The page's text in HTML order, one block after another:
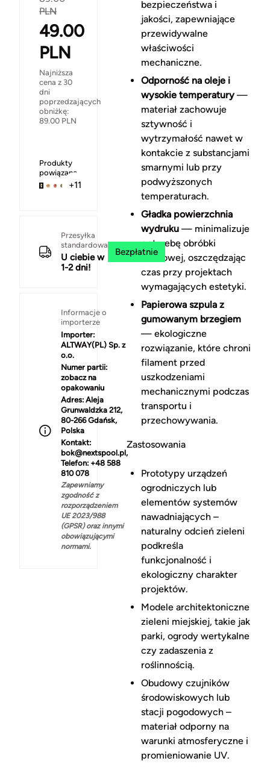
PLN
49.00
PLN
Najniższa
cena z 30
dni
poprzedzających
obniżkę:
89.00 PLN
Produkty
powiązane
+11
Przesyłka
standardowa
U ciebie w
1-2 dni!
Bezpłatnie
Informacje o
importerze
Importer:
ALTWAY(PL) Sp. z
o.o.
Numer partii:
zobacz na
opakowaniu
Adres: Aleja
Grunwaldzka 212,
80-266 Gdańsk,
Polska
Kontakt:
bok@nextspool.pl,
Telefon: +48 588
810 078
Zapewniamy
zgodność z
rozporządzeniem
UE 2023/988
(GPSR) oraz innymi
obowiązującymi
normami.
bezpieczeństwa i
jakości, zapewniające
przewidywalne
właściwości
mechaniczne.
Odporność na oleje i
wysokie temperatury—
materiał zachowuje
sztywność i
wytrzymałość nawet w
kontakcie z substancjami
smarnymi lub przy
podwyższonych
temperaturach.
Gładka powierzchnia
wydruku— minimalizuje
potrzebę obróbki
końcowej, oszczędzając
czas przy projektach
wymagających estetyki.
Papierowa szpula z
gumowanym brzegiem
— ekologiczne
rozwiązanie, które chroni
filament przed
uszkodzeniami
mechanicznymi podczas
transportu i
przechowywania.
Zastosowania
Prototypy urządzeń
ogrodniczych lub
elementów systemów
nawadniających –
naturalny odcień zieleni
podkreśla
funkcjonalność i
ekologiczny charakter
projektów.
Modele architektoniczne
zieleni miejskiej, takie jak
parki, ogrody wertykalne
czy zadaszenia z
roślinnością.
Obudowy czujników
środowiskowych lub
stacji pogodowych –
materiał odporny na
warunki atmosferyczne i
promieniowanie UV.